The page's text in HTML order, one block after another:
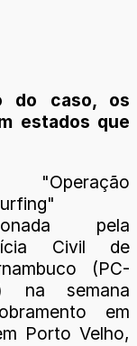
do caso, os
estados que
pela
Civil de
(PC-
na semana
em
Porto Velho,